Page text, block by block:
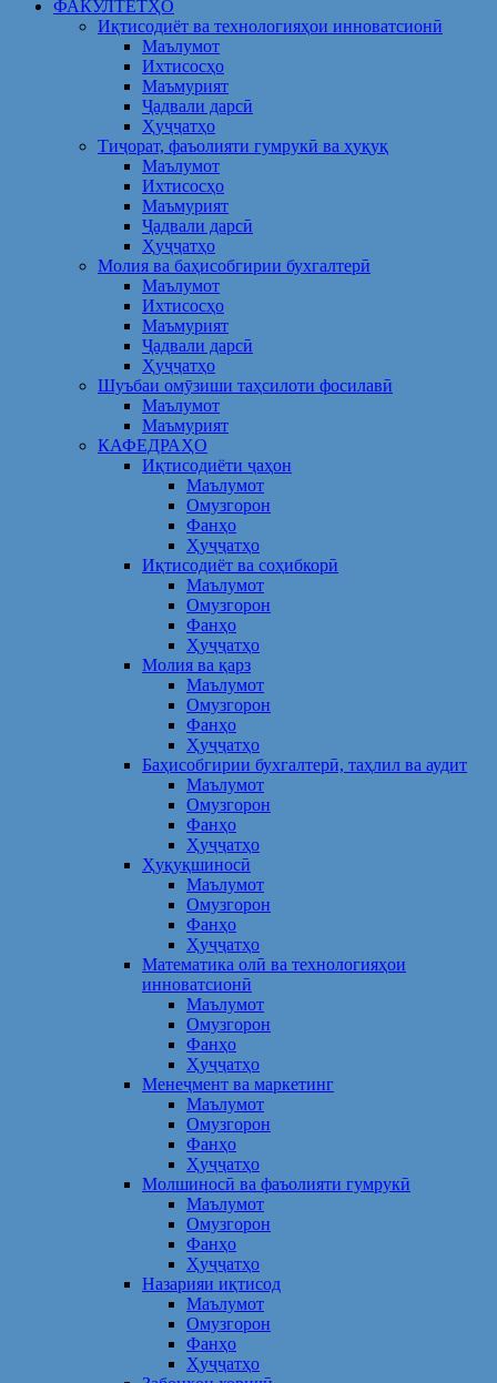
ФАКУЛТЕТҲО
Иқтисодиёт ва технологияҳои инноватсионӣ
Маълумот
Ихтисосҳо
Маъмурият
Ҷадвали дарсӣ
Ҳуҷҷатҳо
Тиҷорат, фаъолияти гумрукӣ ва ҳуқуқ
Маълумот
Ихтисосҳо
Маъмурият
Ҷадвали дарсӣ
Ҳуҷҷатҳо
Молия ва баҳисобгирии бухгалтерӣ
Маълумот
Ихтисосҳо
Маъмурият
Ҷадвали дарсӣ
Ҳуҷҷатҳо
Шуъбаи омӯзиши таҳсилоти фосилавӣ
Маълумот
Маъмурият
КАФЕДРАҲО
Иқтисодиёти ҷаҳон
Маълумот
Омузгорон
Фанҳо
Ҳуҷҷатҳо
Иқтисодиёт ва соҳибкорӣ
Маълумот
Омузгорон
Фанҳо
Ҳуҷҷатҳо
Молия ва қарз
Маълумот
Омузгорон
Фанҳо
Ҳуҷҷатҳо
Баҳисобгирии бухгалтерӣ, таҳлил ва аудит
Маълумот
Омузгорон
Фанҳо
Ҳуҷҷатҳо
Ҳуқуқшиносӣ
Маълумот
Омузгорон
Фанҳо
Ҳуҷҷатҳо
Математика олӣ ва технологияҳои
инноватсионӣ
Маълумот
Омузгорон
Фанҳо
Ҳуҷҷатҳо
Менеҷмент ва маркетинг
Маълумот
Омузгорон
Фанҳо
Ҳуҷҷатҳо
Молшиносӣ ва фаъолияти гумрукӣ
Маълумот
Омузгорон
Фанҳо
Ҳуҷҷатҳо
Назарияи иқтисод
Маълумот
Омузгорон
Фанҳо
Ҳуҷҷатҳо